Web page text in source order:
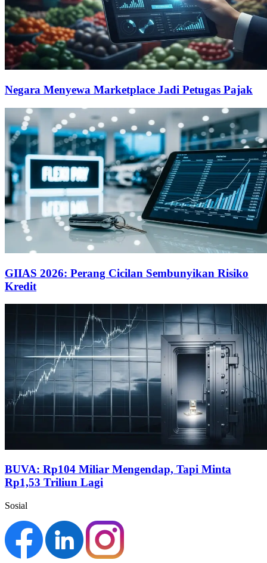
Negara Menyewa Marketplace Jadi Petugas Pajak
GIIAS 2026: Perang Cicilan Sembunyikan Risiko
Kredit
BUVA: Rp104 Miliar Mengendap, Tapi Minta
Rp1,53 Triliun Lagi
Sosial